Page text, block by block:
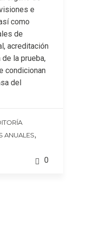
e
como
de
acreditación
la prueba,
condicionan
del
ANUALES,
0